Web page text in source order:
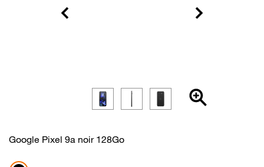
Google Pixel 9a noir 128Go